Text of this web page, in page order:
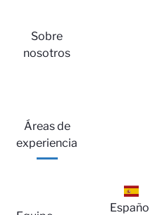
Sobre
nosotros
Áreas de
experiencia